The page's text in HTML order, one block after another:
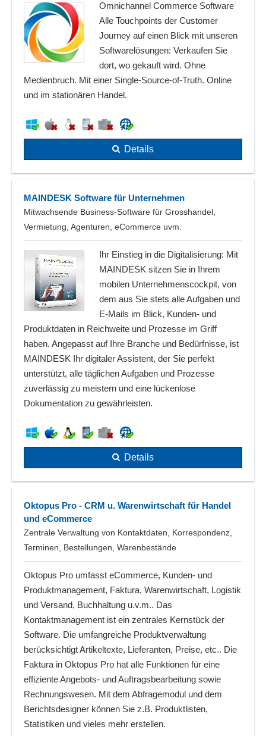
Omnichannel Commerce Software
Alle Touchpoints der Customer
Journey auf einen Blick mit unseren
Softwarelösungen: Verkaufen Sie
dort, wo gekauft wird. Ohne
Medienbruch. Mit einer Single-Source-of-Truth. Online
und im stationären Handel.
Details
MAINDESK Software für Unternehmen
Mitwachsende Business-Software für Grosshandel,
Vermietung, Agenturen, eCommerce uvm.
Ihr Einstieg in die Digitalisierung: Mit
MAINDESK sitzen Sie in Ihrem
mobilen Unternehmenscockpit, von
dem aus Sie stets alle Aufgaben und
E-Mails im Blick, Kunden- und
Produktdaten in Reichweite und Prozesse im Griff
haben. Angepasst auf Ihre Branche und Bedürfnisse, ist
MAINDESK Ihr digitaler Assistent, der Sie perfekt
unterstützt, alle täglichen Aufgaben und Prozesse
zuverlässig zu meistern und eine lückenlose
Dokumentation zu gewährleisten.
Details
Oktopus Pro - CRM u. Warenwirtschaft für Handel
und eCommerce
Zentrale Verwaltung von Kontaktdaten, Korrespondenz,
Terminen, Bestellungen, Warenbestände
Oktopus Pro umfasst eCommerce, Kunden- und
Produktmanagement, Faktura, Warenwirtschaft, Logistik
und Versand, Buchhaltung u.v.m.. Das
Kontaktmanagement ist ein zentrales Kernstück der
Software. Die umfangreiche Produktverwaltung
berücksichtigt Artikeltexte, Lieferanten, Preise, etc.. Die
Faktura in Oktopus Pro hat alle Funktionen für eine
effiziente Angebots- und Auftragsbearbeitung sowie
Rechnungswesen. Mit dem Abfragemodul und dem
Berichtsdesigner können Sie z.B. Produktlisten,
Statistiken und vieles mehr erstellen.